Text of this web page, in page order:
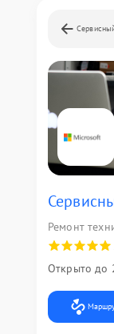
Ремонт
Открыто до